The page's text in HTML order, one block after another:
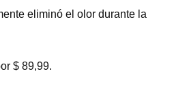
eliminó el olor durante la
$ 89,99.